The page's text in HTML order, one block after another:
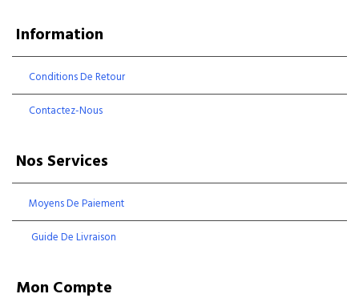
Information
Conditions De Retour
Contactez-Nous
Nos Services
Moyens De Paiement
Guide De Livraison
Mon Compte